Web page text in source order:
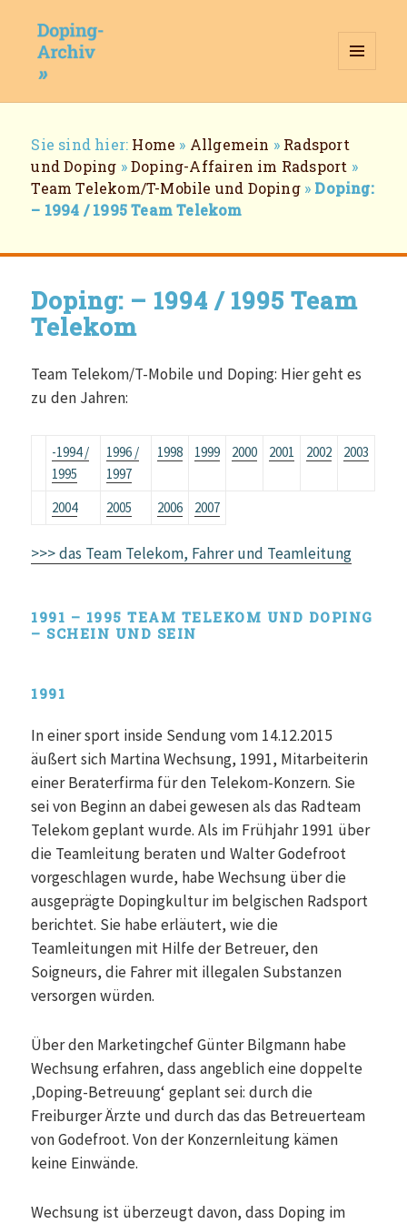
WIDGETS
Breadcrumb-
Navigation
Sie sind hier: Home » Allgemein » Radsport
und Doping »Doping-Affairen im Radsport »
Team Telekom/T-Mobile und Doping» Doping:
– 1994 / 1995 Team Telekom
Doping: – 1994 / 1995 Team
Telekom
Team Telekom/T-Mobile und Doping: Hier geht es
zu den Jahren:
-1994 /
1995
1996 /
1997
1998 1999 2000 2001 2002 2003
2004 2005 2006 2007
>>> das Team Telekom, Fahrer und Teamleitung
1991 – 1995 TEAM TELEKOM UND DOPING
– SCHEIN UND SEIN
1991
In einer sport inside Sendung vom 14.12.2015
äußert sich Martina Wechsung, 1991, Mitarbeiterin
einer Beraterfirma für den Telekom-Konzern. Sie
sei von Beginn an dabei gewesen als das Radteam
Telekom geplant wurde. Als im Frühjahr 1991 über
die Teamleitung beraten und Walter Godefroot
vorgeschlagen wurde, habe Wechsung über die
ausgeprägte Dopingkultur im belgischen Radsport
berichtet. Sie habe erläutert, wie die
Teamleitungen mit Hilfe der Betreuer, den
Soigneurs, die Fahrer mit illegalen Substanzen
versorgen würden.
Über den Marketingchef Günter Bilgmann habe
Wechsung erfahren, dass angeblich eine doppelte
‚Doping-Betreuung‘ geplant sei: durch die
Freiburger Ärzte und durch das das Betreuerteam
von Godefroot. Von der Konzernleitung kämen
keine Einwände.
Wechsung ist überzeugt davon, dass Doping im